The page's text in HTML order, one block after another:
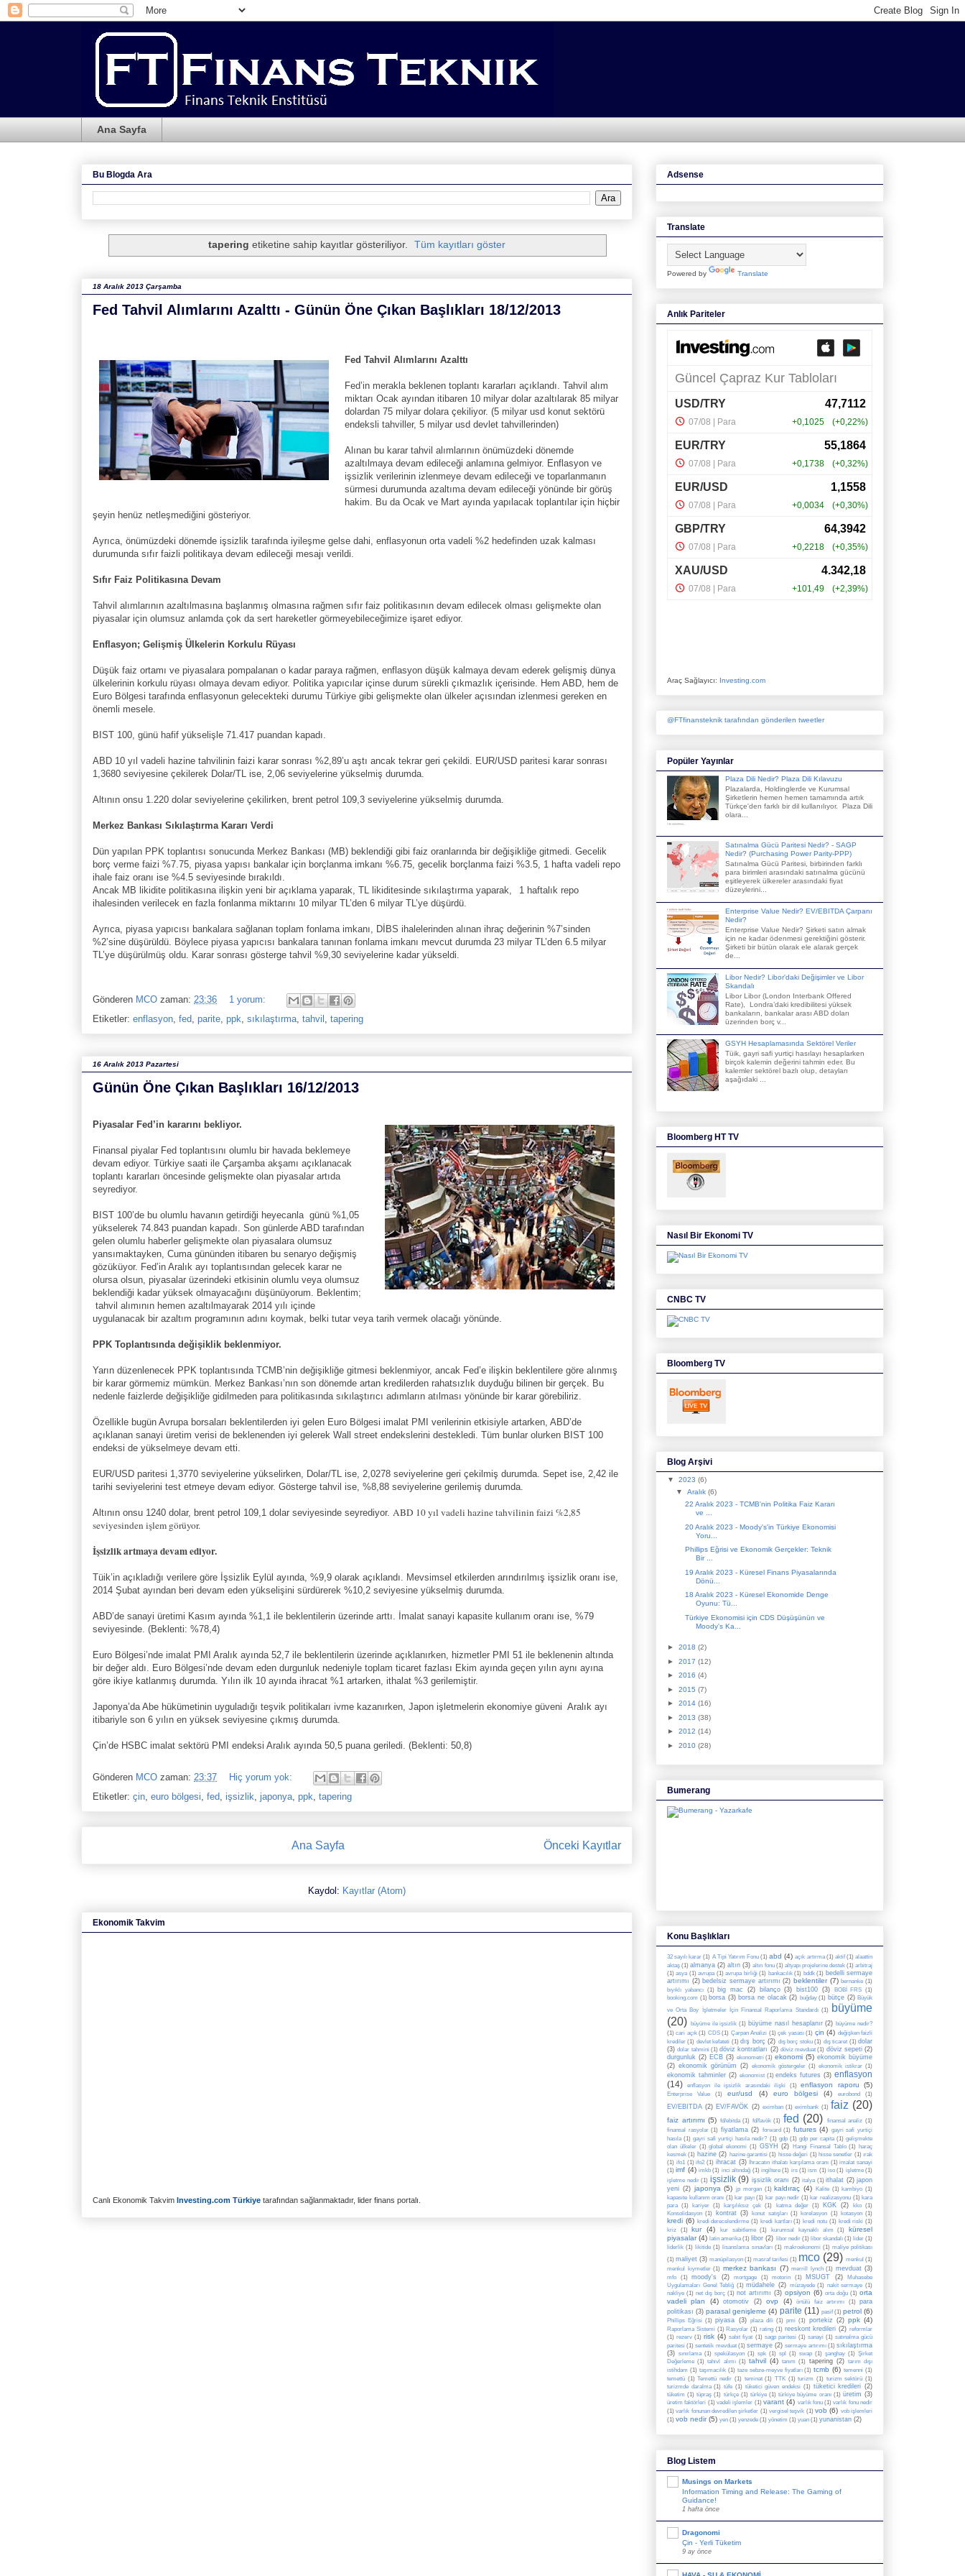
Ana Sayfa
Bu Blogda Ara
tapering etiketine sahip kayıtlar gösteriliyor. Tüm kayıtları göster
18 Aralık 2013 Çarşamba
Fed Tahvil Alımlarını Azalttı - Günün Öne Çıkan Başlıkları 18/12/2013
Fed Tahvil Alımlarını Azalttı
Fed’in merakla beklenen toplantı kararları açıklandı. Tahvil alım
miktarı Ocak ayından itibaren 10 milyar dolar azaltılarak 85 milyar
dolardan 75 milyar dolara çekiliyor. (5 milyar usd konut sektörü
endeksli tahviller, 5 milyar usd devlet tahvillerinden)
Alınan bu karar tahvil alımlarının önümüzdeki dönemde
azaltılmaya devam edileceği anlamına gelmiyor. Enflasyon ve
işsizlik verilerinin izlenmeye devam edileceği ve toparlanmanın
sürmesi durumunda azaltıma devam edileceği yönünde bir görüş
hakim. Bu da Ocak ve Mart ayında yapılacak toplantılar için hiçbir
şeyin henüz netleşmediğini gösteriyor.
Ayrıca, önümüzdeki dönemde işsizlik tarafında iyileşme gelse dahi, enflasyonun orta vadeli %2 hedefinden uzak kalması
durumunda sıfır faizli politikaya devam edileceği mesajı verildi.
Sıfır Faiz Politikasına Devam
Tahvil alımlarının azaltılmasına başlanmış olmasına rağmen sıfır faiz politikasının devam edilecek olması gelişmekte olan
piyasalar için olumsuz anlamda çok da sert hareketler görmeyebileceğimize işaret ediyor.
Enflasyon; Gelişmiş Ülkelerin Korkulu Rüyası
Düşük faiz ortamı ve piyasalara pompalanan o kadar paraya rağmen, enflasyon düşük kalmaya devam ederek gelişmiş dünya
ülkelerinin korkulu rüyası olmaya devam ediyor. Politika yapıcılar içinse durum sürekli çıkmazlık içerisinde. Hem ABD, hem de
Euro Bölgesi tarafında enflasyonun gelecekteki durumu Türkiye gibi gelişmekte olan ülkeler açısından izlenmesi gereken en
önemli mesele.
BIST 100, günü hafif yükselişle 71.417 puandan kapadı.
ABD 10 yıl vadeli hazine tahvilinin faizi karar sonrası %2,89’u aştı ancak tekrar geri çekildi. EUR/USD paritesi karar sonrası
1,3680 seviyesine çekilerek Dolar/TL ise, 2,06 seviyelerine yükselmiş durumda.
Altının onsu 1.220 dolar seviyelerine çekilirken, brent petrol 109,3 seviyelerine yükselmiş durumda.
Merkez Bankası Sıkılaştırma Kararı Verdi
Dün yapılan PPK toplantısı sonucunda Merkez Bankası (MB) beklendiği gibi faiz oranlarında bir değişikliğe gitmedi. Gecelik
borç verme faizi %7.75, piyasa yapısı bankalar için borçlanma imkanı %6.75, gecelik borçlanma faizi %3.5, 1 hafta vadeli repo
ihale faiz oranı ise %4.5 seviyesinde bırakıldı.
Ancak MB likidite politikasına ilişkin yeni bir açıklama yaparak, TL likiditesinde sıkılaştırma yaparak,
1 haftalık repo
ihalesinden verilecek en fazla fonlanma miktarını 10 milyar TL’den 6 milyar TL’ye düşürdü.
Ayrıca, piyasa yapıcısı bankalara sağlanan toplam fonlama imkanı, DİBS ihalelerinden alınan ihraç değerinin %7’sinden
%2’sine düşürüldü. Böylece piyasa yapıcısı bankalara tanınan fonlama imkanı mevcut durumda 23 milyar TL’den 6.5 milyar
TL’ye düşürülmüş oldu. Karar sonrası gösterge tahvil %9,30 seviyelerine kadar yükseldi.
Gönderen MCO zaman: 23:36
1 yorum:
Etiketler: enflasyon fed parite ppk sıkılaştırma tahvil tapering
16 Aralık 2013 Pazartesi
Günün Öne Çıkan Başlıkları 16/12/2013
Piyasalar Fed’in kararını bekliyor.
Finansal piyalar Fed toplantısını olumlu bir havada beklemeye
devam ediyor. Türkiye saati ile Çarşamba akşamı açıklanacak
toplantı kararları öncesinde gelişmekte olan piyasalar artıda
seyrediyor.
BIST 100’de bu olumlu havanın getirdiği heyecanla günü %1,05
yükselerek 74.843 puandan kapadı. Son günlerde ABD tarafından
gelen olumlu haberler gelişmekte olan piyasalara olumsuz
yansımaktayken, Cuma gününden itibaren bu senaryo değişmiş
gözüküyor. Fed’in Aralık ayı toplantısından gelecek karar ne
olursa olsun, piyasalar üzerindeki etkisinin olumlu veya olumsuz
beklendiği kadar yüksek olmayacağını düşünüyorum. Beklentim;
tahvil alımının hemen azaltılmayarak 2014 yılı içinde
uygulanacak bir azaltım programının adını koymak, belki tutar veya tarih vermek olacağı yönünde.
PPK Toplantısında değişiklik beklenmiyor.
Yarın düzenlenecek PPK toplantısında TCMB’nin değişikliğe gitmesi beklenmiyor, ancak Fed’e ilişkin beklentilere göre alınmış
bir karar görmemiz mümkün. Merkez Bankası’nın son dönemde artan kredilerden rahatsızlık duyduğu bilinen bir gerçek. Bu
nedenle faizlerde değişikliğe gidilmeden para politikasında sıkılaştırıcı adımların atılması yönünde bir karar görebiliriz.
Özellikle bugün Avrupa borsaları beklentilerden iyi gelen Euro Bölgesi imalat PMI verilerinin etkisiyle artarken, ABD’de
açıklanan sanayi üretim verisi de beklenenden iyi gelerek Wall street endekslerini destekledi. Tüm bunlar olurken BIST 100
endeksi de yükselmeye devam etti.
EUR/USD paritesi 1,3770 seviyelerine yükselirken, Dolar/TL ise, 2,0278 seviyelerine geri çekilmiş durumda. Sepet ise, 2,42 ile
tarihi seviyelerini test etmeye devam ediyor. Gösterge tahvil ise, %8,88 seviyelerine gerilemiş durumda.
Altının onsu 1240 dolar, brent petrol 109,1 dolar seviyesinde seyrediyor. ABD 10 yıl vadeli hazine tahvilinin faizi %2,85
seviyesinden işlem görüyor.
İşsizlik artmaya devam ediyor.
Tüik’in açıkladığı verilere göre İşsizlik Eylül ayında, %9,9 olarak açıklandı. Mevsimsel etkilerden arındırılmış işsizlik oranı ise,
2014 Şubat ayından beri devam eden yükselişini sürdürerek %10,2 seviyesine yükselmiş durumda.
ABD’de sanayi üretimi Kasım ayında %1,1 ile beklentilerin üzerinde arttı. İmalat sanayi kapasite kullanım oranı ise, %79
seviyesinde. (Beklenti: %78,4)
Euro Bölgesi’nde imalat PMI Aralık ayında 52,7 ile beklentilerin üzerinde açıklanırken, hizmetler PMI 51 ile beklenenin altında
bir değer aldı. Euro Bölgesi’nde devam eden durgunluk nedeniyle toplam ticaret fazlası Ekim ayında geçen yılın aynı ayına
göre ikiye katlanmış durumda. Yılın ilk 10 ayında ihracat %1 artarken, ithalat %3 gerilemiştir.
Japonya’da Abe hükümetinin uyguladığı teşvik politikaları ivme kazanırken, Japon işletmelerin ekonomiye güveni Aralık ayı
itibariyle son 6 yılın en yüksek seviyesine çıkmış durumda.
Çin’de HSBC imalat sektörü PMI endeksi Aralık ayında 50,5 puana geriledi. (Beklenti: 50,8)
Gönderen MCO zaman: 23:37
Hiç yorum yok:
Etiketler: çin euro bölgesi fed işsizlik japonya ppk tapering
Önceki Kayıtlar
Ana Sayfa
Kaydol: Kayıtlar (Atom)
Ekonomik Takvim
Canlı Ekonomik Takvim Investing.com Türkiye tarafından sağlanmaktadır, lider finans portalı.
Adsense
Translate
Powered by Translate
Anlık Pariteler
Araç Sağlayıcı: Investing.com
@FTfinansteknik tarafından gönderilen tweetler
Popüler Yayınlar
Plaza Dili Nedir? Plaza Dili Kılavuzu
Plazalarda, Holdinglerde ve Kurumsal
Şirketlerin hemen hemen tamamında artık
Türkçe'den farklı bir dil kullanılıyor. Plaza Dili
olara...
Satınalma Gücü Paritesi Nedir? - SAGP
Nedir? (Purchasing Power Parity-PPP)
Satınalma Gücü Paritesi, birbirinden farklı
para birimleri arasındaki satınalma gücünü
eşitleyerek ülkereler arasındaki fiyat
düzeylerini...
Enterprise Value Nedir? EV/EBITDA Çarpanı
Nedir?
Enterprise Value Nedir? Şirketi satın almak
için ne kadar ödenmesi gerektiğini gösterir.
Şirketi bir bütün olarak ele alarak gerçek
de...
Libor Nedir? Libor'daki Değişimler ve Libor
Skandalı
Libor Libor (London Interbank Offered
Rate), Londra’daki kredibilitesi yüksek
bankaların, bankalar arası ABD doları
üzerinden borç v...
GSYH Hesaplamasında Sektörel Veriler
Tüik, gayri safi yurtiçi hasılayı hesaplarken
birçok kalemin değerini tahmin eder. Bu
kalemler sektörel bazlı olup, detayları
aşağıdaki ...
Bloomberg HT TV
Nasıl Bir Ekonomi TV
CNBC TV
Bloomberg TV
Blog Arşivi
▼ 2023 (6)
▼ Aralık (6)
22 Aralık 2023 - TCMB'nin Politika Faiz Kararı
ve ...
20 Aralık 2023 - Moody's'in Türkiye Ekonomisi
Yoru...
Phillips Eğrisi ve Ekonomik Gerçekler: Teknik
Bir ...
19 Aralık 2023 - Küresel Finans Piyasalarında
Dönü...
18 Aralık 2023 - Küresel Ekonomide Denge
Oyunu: Tü...
Türkiye Ekonomisi için CDS Düşüşünün ve
Moody's Ka...
► 2018 (2)
► 2017 (12)
► 2016 (4)
► 2015 (7)
► 2014 (16)
► 2013 (38)
► 2012 (14)
► 2010 (28)
Bumerang
Konu Başlıkları
32 sayılı karar (1) A Tipi Yatırım Fonu (1) abd (4) açık artırma (1) aktif (1) alaattin
aktaş (1) almanya (2) altın (3) altın fonu (1) altyapı projelerine destek (1) arbitraj
(1) asya (1) avrupa (1) avrupa birliği (1) bankacılık (1) bddk (1) bedelli sermaye
artırımı (2) bedelsiz sermaye artırımı (2) beklentiler (7) bernanke (1)
bıyıklı yabancı (1) big mac (2) bilanço (3) bist100 (3) BOBİ FRS (1)
booking.com (1) borsa (3) borsa ne olacak (2) buğday (1) bütçe (2) Büyük
ve Orta Boy İşletmeler İçin Finansal Raporlama Standardı (1)
büyüme
(20)
büyüme ile işsizlik (1) büyüme nasıl hesaplanır (2) büyüme nedir?
(1) cari açık (1) CDS (1) Çarpan Analizi (1) çek yasası (1) çin (4) değişken faizli
krediler (1) devlet kefateti (1) dış borç (2) dış borç stoku (1) dış ticaret (1) dolar
(3) dolar tahmini (1) döviz kontratları (2) döviz mevduat (1) döviz sepeti (2)
durgunluk (2) ECB (3) ekonometri (1) ekonomi (5) ekonomik büyüme
(2) ekonomik görünüm (2) ekonomik göstergeler (1) ekonomik istikrar (1)
ekonomik tahminler (2) ekonomist (1) endeks futures (3) enflasyon
(14)
enflasyon ile işsizlik arasındaki ilişki (1) enflasyon raporu (5)
Enterprise Value (1) eur/usd (4) euro bölgesi (4) eurobond (1)
EV/EBITDA (2) EV/FAVÖK (2) eximban (1) eximbank (1) faiz (20)
faiz artırımı (5) fd/ebitda (1) fd/favök (1) fed (20) finansal analiz (1)
finansal rasyolar (1) fiyatlama (2) forward (1) futures (4) gayri safi yurtiçi
hasıla (1) gayri safi yurtiçi hasıla nedir? (1) gdp (1) gdp per capita (1) gelişmekte
olan ülkeler (1) global ekonomi (1) GSYH (2) Hangi Finansal Tablo (1)
haraç
kesmek (1) hazine (2) hazine garantisi (1) hisse değeri (1) hisse senetler (1) ırak
(1) ifo1 (1) ifo2 (1) ihracat (3) İhracatın ithalatı karşılama oranı (1) imalat sanayi
(1) imf (4) imkb (1) inci altındağ (1) ingiltere (1) irs (1) ism (1) iso (1) işletme (1)
işletme nedir (1) işsizlik (9) işsizlik oranı (2) italya (1) ithalat (2) japon
yeni (2) japonya (5) jp morgan (1) kaldıraç (4) Kalite (1) kambiyo (1)
kapasite kullanım oranı (1) kar payı (1) kar payı nedir (1) kar realizasyonu (1) kara
para (1) kariyer (1) karşılıksız çek (1) katma değer (1) KGK (2) kko (1)
Konsolidasyon (1) kontrat (3) konut satışları (1) korelasyon (1) kotasyon (1)
kredi (6) kredi derecelendirme (1) kredi kartları (1) kredi notu (1) kredi riski (1)
kriz
(1) kur (4) kur sabitleme (1) kurumsal kaynaklı alım (1)
küresel
piyasalar (4) latin amerika (1) libor (2) libor nedir (1) libor skandalı (1) lider (1)
liderlik (1) likitide (1) lisanslama sınavları (1) makroekonomi (1) maliye politikası
(1) maliyet (3) manüpilasyon (1) masraf tarifesi (1) mco (29) menkul (1)
menkul kıymetler (1) merkez bankası (7) merrill lynch (1) mevduat (3)
mfo (1) moody's (2) mortgage (1) motorin (1) MSUGT (2)
Muhasebe
Uygulamaları Genel Tebliğ (1) müdahele (2) müzayede (1) nakit sermaye (1)
nakliye (1) net dış borç (1) not artırımı (3) opsiyon (6) orta doğu (1) orta
vadeli plan
(4) otomotiv (2) ovp (4) örtülü faiz artırımı (1)
para
politikası (3) parasal genişleme (4) parite (11) pasif (1) petrol (6)
Phillips Eğrisi (1) piyasa (3) plaza dili (1) pmi (1) portekiz (2) ppk (4)
Raporlama Sistemi (1) Rasyolar (1) rating (1) reeskont kredileri (2) reformlar
(1) rezerv (1) risk (4) sabit fiyat (1) sagp paritesi (1) sanayi (1) satınalma gücü
paritesi (1) sentetik mevduat (1) sermaye (2) sermaye artırımı (1) sıkılaştırma
(3) sınırlama (1) spekülasyon (1) spk (1) spl (1) swap (1) şanghay (1) Şirket
Değerleme (1) tahivl alımı (1) tahvil (4) tanım (1) tapering (2) tarım dışı
istihdam (1) taşımacılık (1) taze sebze-meyve fiyatları (1) tcmb (6) temenni (1)
temettü (1) Temettü nedir (1) teminat (1) TTK (1) turizm (1) turizm sektörü (1)
turizmde daralma (1) tüfe (1) tüketici güven endeksi (1) tüketici kredileri (2)
tüketim (1) tüpraş (1) türkçe (1) türkiye (1) türkiye büyüme oranı (1) üretim (3)
üretim faktörleri (1) vadeli işlemler (1) varant (4) varlık fonu (1) varlık fonu nedir
(1) varlık fonunan devredilen şirketler (1) vergisel teşvik (1) vob (6) vob işlemleri
(1) vob nedir (5) yen (1) yenzede (1) yönetim (1) yuan (1) yunanistan (2)
Blog Listem
Musings on Markets
Information Timing and Release: The Gaming of
Guidance!
1 hafta önce
Dragonomi
Çin - Yerli Tüketim
9 ay önce